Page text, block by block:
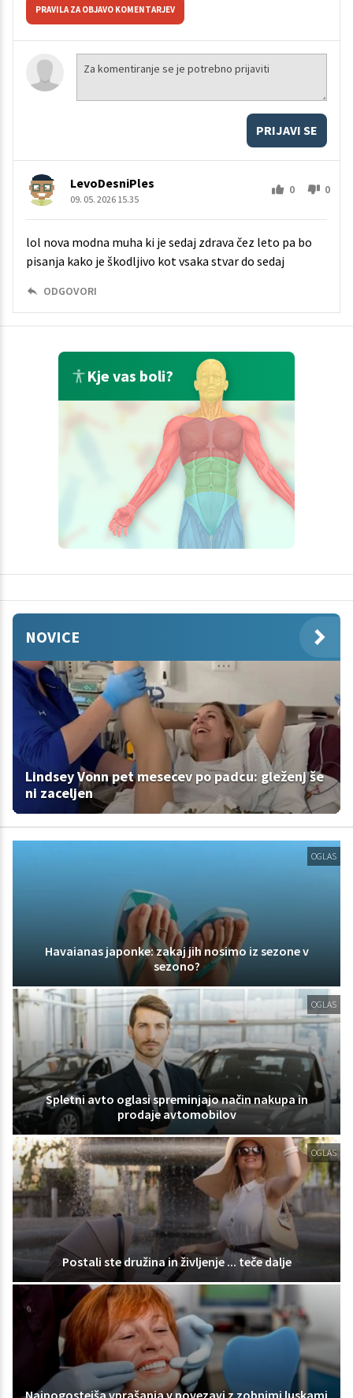
PRAVILA ZA OBJAVO KOMENTARJEV
PRIJAVI SE
LevoDesniPles
09. 05. 2026 15.35
0 0
lol nova modna muha ki je sedaj zdrava čez leto pa bo
pisanja kako je škodljivo kot vsaka stvar do sedaj
ODGOVORI
Kje vas boli?
NOVICE
Lindsey Vonn pet mesecev po padcu: gleženj še
ni zaceljen
OGLAS
Havaianas japonke: zakaj jih nosimo iz sezone v
sezono?
OGLAS
Spletni avto oglasi spreminjajo način nakupa in
prodaje avtomobilov
OGLAS
Postali ste družina in življenje ... teče dalje